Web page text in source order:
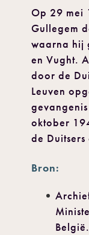
Op 29 mei
Gullegem
waarna hij
en Vught.
door de
Leuven
oktober
de
Bron: